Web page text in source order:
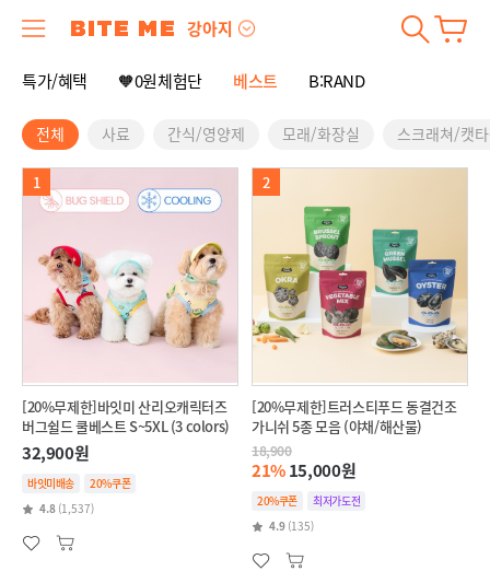
강아지
특가/혜택 🧡0원체험단 베스트 B:RAND
전체 사료 간식/영양제 모래/화장실 스크래쳐/캣
1
[20%무제한]바잇미 산리오캐릭터즈
버그쉴드 쿨베스트 S~5XL (3 colors)
32,900원
바잇미배송
20%쿠폰
4.8 (1,537)
2
[20%무제한]트러스티푸드 동결건조
가니쉬 5종 모음 (야채/해산물)
18,900
21%15,000원
20%쿠폰
최저가도전
4.9 (135)